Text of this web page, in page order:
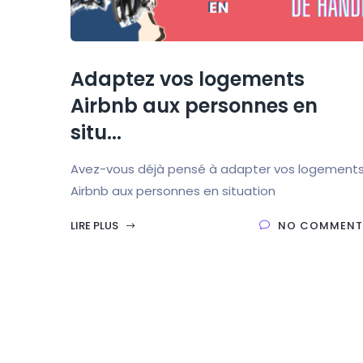
Adaptez vos logements
Airbnb aux personnes en
situ...
Avez-vous déjà pensé à adapter vos
Airbnb aux personnes en situation
LIRE PLUS NO